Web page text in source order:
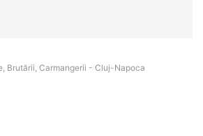
Brutării, Carmangerii - Cluj-Napoca